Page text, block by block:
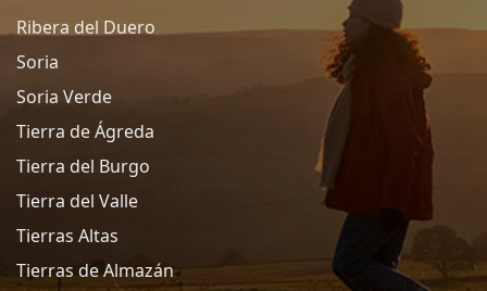
Ribera del Duero
Soria
Soria Verde
Tierra de Ágreda
Tierra del Burgo
Tierra del Valle
Tierras Altas
Tierras de Almazán